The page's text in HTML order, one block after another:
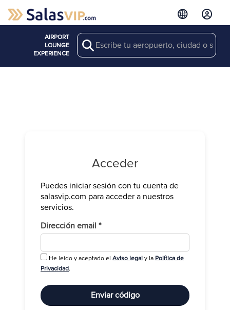
AIRPORT
LOUNGE
EXPERIENCE
Search
Acceder
Puedes iniciar sesión con tu cuenta de
salasvip.com para acceder a nuestros
servicios.
Dirección email *Obligatorio
He leido y aceptado el Aviso legal y la Política de
Privacidad.
Enviar código